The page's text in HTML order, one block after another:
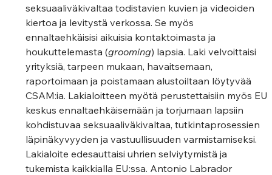
seksuaaliväkivaltaa todistavien kuvien ja videoiden
kiertoa ja levitystä verkossa. Se myös
ennaltaehkäisisi aikuisia kontaktoimasta ja
houkuttelemasta (grooming) lapsia. Laki velvoittaisi
yrityksiä, tarpeen mukaan, havaitsemaan,
raportoimaan ja poistamaan alustoiltaan löytyvää
CSAM:ia. Lakialoitteen myötä perustettaisiin myös EU
keskus ennaltaehkäisemään ja torjumaan lapsiin
kohdistuvaa seksuaaliväkivaltaa, tutkintaprosessien
läpinäkyvyyden ja vastuullisuuden varmistamiseksi.
Lakialoite edesauttaisi uhrien selviytymistä ja
tukemista kaikkialla EU:ssa. Antonio Labrador